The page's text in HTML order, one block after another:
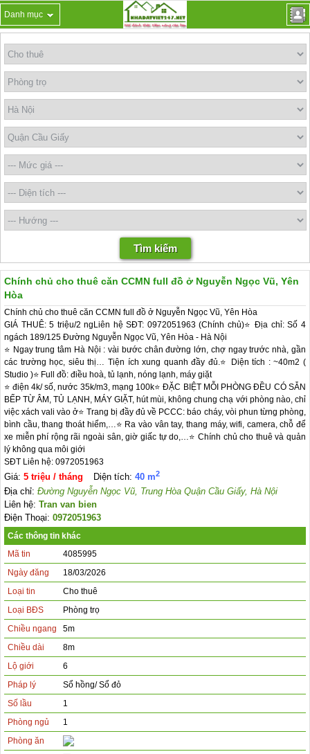
Danh mục
Chính chủ cho thuê căn CCMN full đồ ở Nguyễn Ngọc Vũ, Yên
Hòa
Chính chủ cho thuê căn CCMN full đồ ở Nguyễn Ngọc Vũ, Yên Hòa
GIÁ THUÊ: 5 triệu/2 ngLiên hệ SĐT: 0972051963 (Chính chủ)⭐️ Địa chỉ: Số 4
ngách 189/125 Đường Nguyễn Ngọc Vũ, Yên Hòa - Hà Nội
⭐️ Ngay trung tâm Hà Nội : vài bước chân đường lớn, chợ ngay trước nhà, gần
các trường học, siêu thị… Tiện ích xung quanh đầy đủ.⭐️ Diện tích : ~40m2 (
Studio )⭐️ Full đồ: điều hoà, tủ lạnh, nóng lạnh, máy giặt
⭐️ điện 4k/ số, nước 35k/m3, mạng 100k⭐️ ĐẶC BIỆT MỖI PHÒNG ĐỀU CÓ SẴN
BẾP TỪ ÂM, TỦ LẠNH, MÁY GIẶT, hút mùi, không chung chạ với phòng nào, chỉ
việc xách vali vào ở⭐️ Trang bị đầy đủ về PCCC: báo cháy, vòi phun từng phòng,
bình cầu, thang thoát hiểm,…⭐️ Ra vào vân tay, thang máy, wifi, camera, chỗ để
xe miễn phí rộng rãi ngoài sân, giờ giấc tự do,…⭐️ Chính chủ cho thuê và quản
lý không qua môi giới
SĐT Liên hệ: 0972051963
Giá: 5 triệu / tháng Diện tích: 40 m2
Địa chỉ: Đường Nguyễn Ngọc Vũ, Trung Hòa Quận Cầu Giấy, Hà Nội
Liên hệ: Tran van bien
Điện Thoại: 0972051963
Các thông tin khác
Mã tin
4085995
Ngày đăng
18/03/2026
Loại tin
Cho thuê
Loại BĐS
Phòng trọ
Chiều ngang
5m
Chiều dài
8m
Lộ giới
6
Pháp lý
Sổ hồng/ Sổ đỏ
Số lầu
1
Phòng ngủ
1
Phòng ăn